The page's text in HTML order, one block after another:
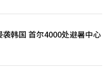
袭韩国 首尔4000处避暑中心